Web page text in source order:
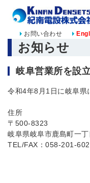
お問い合わせ
お知らせ
岐阜営業所を設
令和4年8月1日に岐阜県
住所
〒500-8323
岐阜県岐阜市鹿島町一
TEL/FAX：058-201-